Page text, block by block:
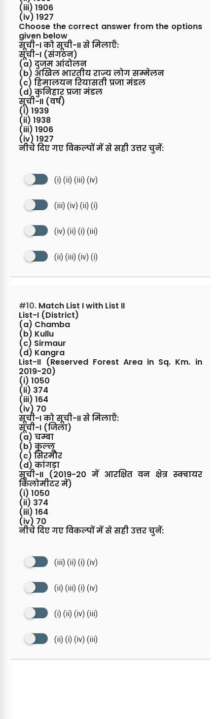
(iii) 1906
(iv) 1927
Choose the correct answer from the options
given below
सूची-I को सूची-II से मिलाएँ:
सूची-I (संगठन)
(a) दुजम आंदोलन
(b) अखिल भारतीय राज्य लोग सम्मेलन
(c) हिमालयन रियासती प्रजा मंडल
(d) कुनिहार प्रजा मंडल
सूची-II (वर्ष)
(i) 1939
(ii) 1938
(iii) 1906
(iv) 1927
नीचे दिए गए विकल्पों में से सही उत्तर चुनें:
(i) (ii) (iii) (iv)
(iii) (iv) (ii) (i)
(iv) (ii) (i) (iii)
(ii) (iii) (iv) (i)
#10. Match List I with List II
List-I (District)
(a) Chamba
(b) Kullu
(c) Sirmaur
(d) Kangra
List-II (Reserved Forest Area in Sq. Km. in
2019-20)
(i) 1050
(ii) 374
(iii) 164
(iv) 70
सूची-I को सूची-II से मिलाएँ:
सूची-I (जिला)
(a) चम्बा
(b) कुल्लू
(c) सिरमौर
(d) कांगड़ा
सूची-II (2019-20 में आरक्षित वन क्षेत्र स्क्वायर
किलोमीटर में)
(i) 1050
(ii) 374
(iii) 164
(iv) 70
नीचे दिए गए विकल्पों में से सही उत्तर चुनें:
(iii) (ii) (i) (iv)
(ii) (iii) (i) (iv)
(i) (ii) (iv) (iii)
(ii) (i) (iv) (iii)